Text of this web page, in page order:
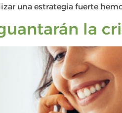
una estrategia fuerte
la